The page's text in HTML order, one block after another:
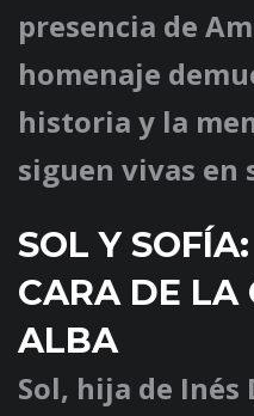
presencia de
homenaje
historia y la
siguen vivas en
SOL Y
CARA DE LA
ALBA
Sol, hija de Inés